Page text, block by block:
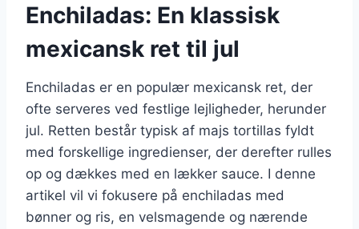
Enchiladas: En klassisk
mexicansk ret til jul
Enchiladas er en populær mexicansk ret, der
ofte serveres ved festlige lejligheder, herunder
jul. Retten består typisk af majs tortillas fyldt
med forskellige ingredienser, der derefter rulles
op og dækkes med en lækker sauce. I denne
artikel vil vi fokusere på enchiladas med
bønner og ris, en velsmagende og nærende